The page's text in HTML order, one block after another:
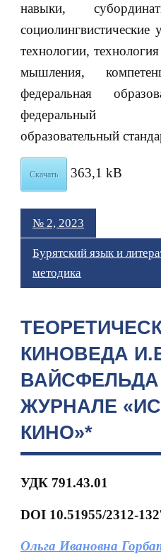
навыки,
социолингвистические
технологии,
мышления,
федеральная
федеральный
образовательный
Скачать 363,1 kB
№ 2, 2023
Бурятский язык и
методика
КИНОВЕДА
ВАЙСФЕЛЬДА
ЖУРНАЛЕ
КИНО»*
УДК 791.43.01
DOI10.51955/2312-
Ольга Ивановна